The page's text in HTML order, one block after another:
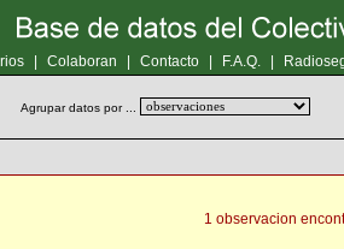
Colaboran Contacto F.A.Q.
Agrupar datos por ...
1 observacion